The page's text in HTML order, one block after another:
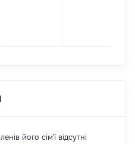
його сім'ї відсутні